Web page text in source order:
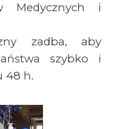
Medycznych i
zadba, aby
szybko i
48 h.